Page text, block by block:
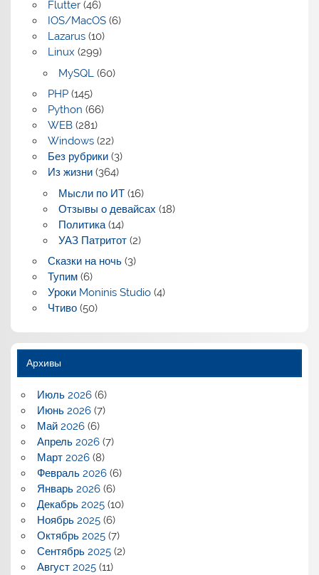
Flutter(46)
IOS/MacOS(6)
Lazarus(10)
Linux (299)
MySQL(60)
PHP(145)
Python (66)
WEB(281)
Windows(22)
Без рубрики(3)
Из жизни(364)
Мысли по ИТ(16)
Отзывы о девайсах (18)
Политика(14)
УАЗ Патритот(2)
Сказки на ночь(3)
Тупим(6)
Уроки Moninis Studio(4)
Чтиво(50)
Архивы
Июль 2026(6)
Июнь 2026(7)
Май 2026(6)
Апрель 2026(7)
Март 2026(8)
Февраль 2026(6)
Январь 2026(6)
Декабрь 2025(10)
Ноябрь 2025(6)
Октябрь 2025(7)
Сентябрь 2025(2)
Август 2025(11)